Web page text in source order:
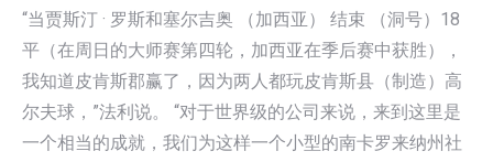
“当贾斯汀 · 罗斯和塞尔吉奥 （加西亚） 结束 （洞号）18
平（在周日的大师赛第四轮，加西亚在季后赛中获胜），
我知道皮肯斯郡赢了，因为两人都玩皮肯斯县（制造）高
尔夫球，”法利说。 “对于世界级的公司来说，来到这里是
一个相当的成就，我们为这样一个小型的南卡罗来纳州社